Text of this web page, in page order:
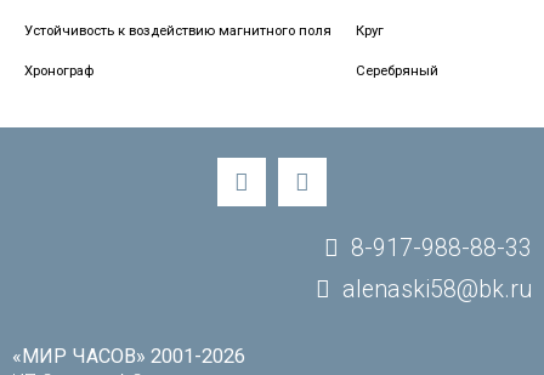
Устойчивость к воздействию магнитного поля Круг
Хронограф Серебряный
«МИР ЧАСОВ» 2001-2026
8-917-988-88-33
alenaski58@bk.ru